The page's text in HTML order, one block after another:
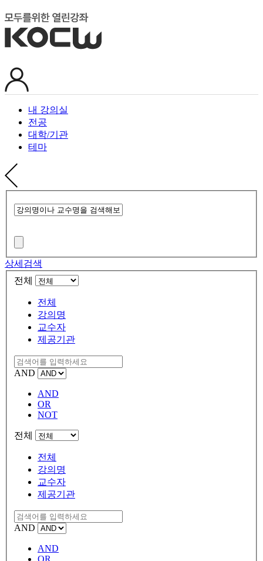
내 강의실
전공
대학/기관
테마
상세검색
전체
전체
강의명
교수자
제공기관
AND
AND
OR
NOT
전체
전체
강의명
교수자
제공기관
AND
AND
OR